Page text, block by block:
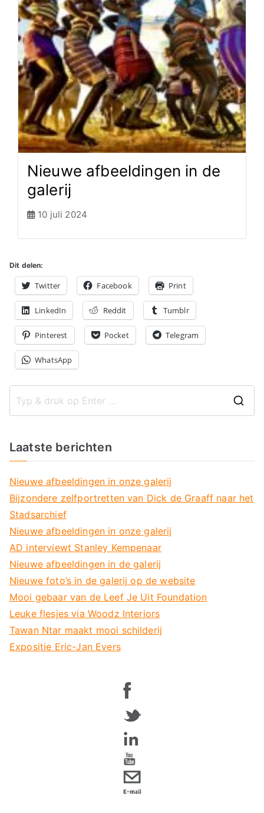
Nieuwe afbeeldingen in de
galerij
10 juli 2024
Dit delen:
Twitter Facebook Print
LinkedIn Reddit Tumblr
Pinterest Pocket Telegram
WhatsApp
Laatste berichten
Nieuwe afbeeldingen in onze galerij
Bijzondere zelfportretten van Dick de Graaff naar het
Stadsarchief
Nieuwe afbeeldingen in onze galerij
AD interviewt Stanley Kempenaar
Nieuwe afbeeldingen in de galerij
Nieuwe foto’s in de galerij op de website
Mooi gebaar van de Leef Je Uit Foundation
Leuke flesjes via Woodz Interiors
Tawan Ntar maakt mooi schilderij
Expositie Eric-Jan Evers